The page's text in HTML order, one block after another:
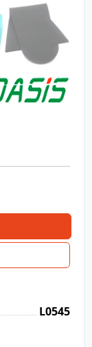
L0545